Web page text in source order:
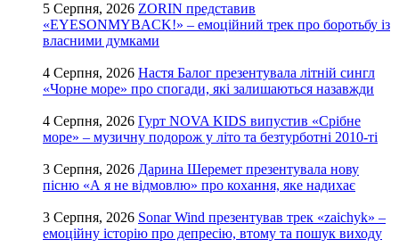
5 Серпня, 2026 ZORIN представив
«EYESONMYBACK!» – емоційний трек про боротьбу із
власними думками
4 Серпня, 2026 Настя Балог презентувала літній сингл
«Чорне море» про спогади, які залишаються назавжди
4 Серпня, 2026 Гурт NOVA KIDS випустив «Срібне
море» – музичну подорож у літо та безтурботні 2010-ті
3 Серпня, 2026 Дарина Шеремет презентувала нову
пісню «А я не відмовлю» про кохання, яке надихає
3 Серпня, 2026 Sonar Wind презентував трек «zaichyk» –
емоційну історію про депресію, втому та пошук виходу